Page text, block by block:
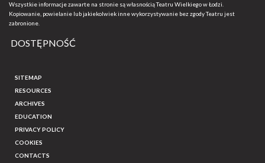
Wszystkie informacje zawarte na stronie są własnością Teatru Wielkiego w Łodzi.
Kopiowanie, powielanie lub jakiekolwiek inne wykorzystywanie bez zgody Teatru jest
zabronione.
DOSTĘPNOŚĆ
SITEMAP
RESOURCES
ARCHIVES
EDUCATION
PRIVACY POLICY
COOKIES
CONTACTS